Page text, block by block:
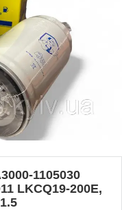
1105030
LKCQ19-200E,